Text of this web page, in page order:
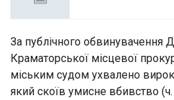
За публічного обвинувачення
Краматорської місцевої
міським судом ухвалено
який скоїв умисне вбивство